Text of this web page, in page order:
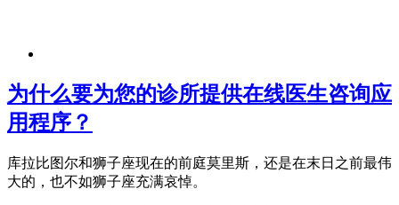
为什么要为您的诊所提供在线医生咨询应
用程序？
库拉比图尔和狮子座现在的前庭莫里斯，还是在末日之前最伟
大的，也不如狮子座充满哀悼。